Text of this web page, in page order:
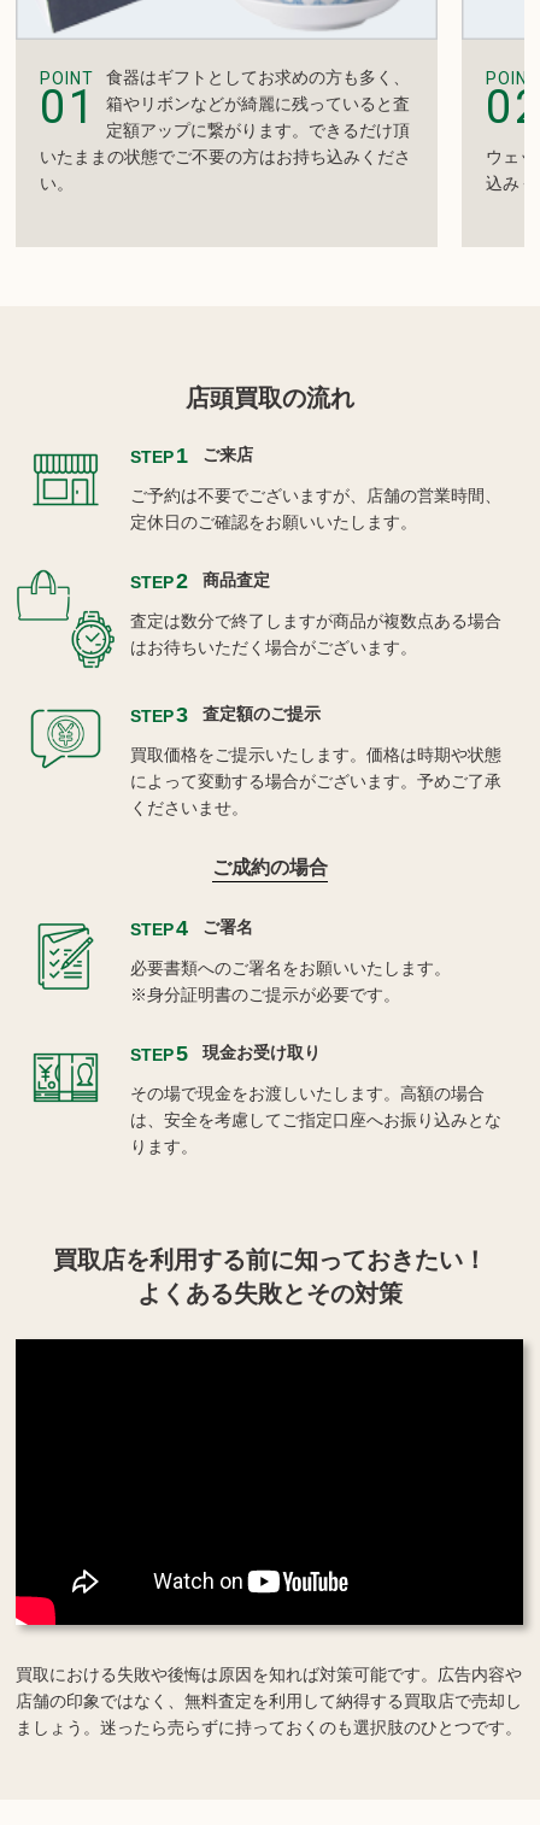
POINT
01
食器はギフトとしてお求めの方も多く、
箱やリボンなどが綺麗に残っていると査
定額アップに繋がります。できるだけ頂
いたままの状態でご不要の方はお持ち込みくださ
い。
POINT
ウェ
込み
店頭買取の流れ
STEP1 ご来店
ご予約は不要でございますが、店舗の営業時間、
定休日のご確認をお願いいたします。
STEP2 商品査定
査定は数分で終了しますが商品が複数点ある場合
はお待ちいただく場合がございます。
STEP3 査定額のご提示
買取価格をご提示いたします。価格は時期や状態
によって変動する場合がございます。予めご了承
くださいませ。
ご成約の場合
STEP4 ご署名
必要書類へのご署名をお願いいたします。
※身分証明書のご提示が必要です。
STEP5 現金お受け取り
その場で現金をお渡しいたします。高額の場合
は、安全を考慮してご指定口座へお振り込みとな
ります。
買取店を利用する前に知っておきたい！
よくある失敗とその対策
買取における失敗や後悔は原因を知れば対策可能です。広告内容や
店舗の印象ではなく、無料査定を利用して納得する買取店で売却し
ましょう。迷ったら売らずに持っておくのも選択肢のひとつです。